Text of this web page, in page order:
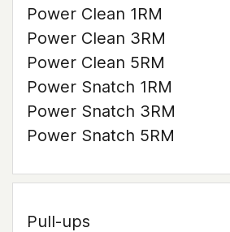
Power Clean 1RM
Power Clean 3RM
Power Clean 5RM
Power Snatch 1RM
Power Snatch 3RM
Power Snatch 5RM
Pull-ups